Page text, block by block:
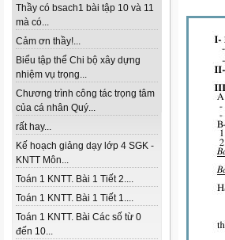
Thầy có bsach1 bài tập 10 và 11
mà có...
Cảm ơn thầy!...
Biểu tập thể Chi bộ xây dựng
nhiệm vụ trọng...
Chương trình công tác trọng tâm
của cá nhân Quý...
rất hay...
Kế hoạch giảng dạy lớp 4 SGK -
KNTT Môn...
Toán 1 KNTT. Bài 1 Tiết 2....
Toán 1 KNTT. Bài 1 Tiết 1....
Toán 1 KNTT. Bài Các số từ 0
đến 10...